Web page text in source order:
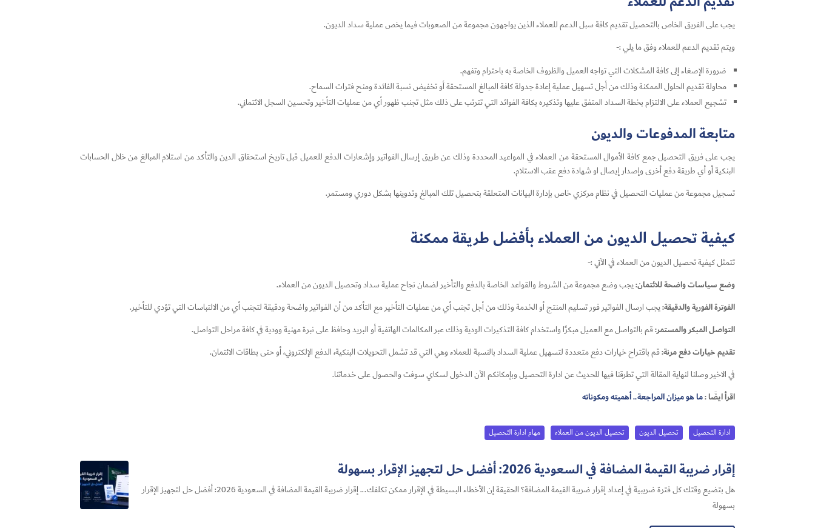
يجب على الفريق الخاص بالتحصيل تقديم كافة سبل الدعم للعملاء الذين يواجهون مجموعة من الصعوبات فيما يخص عملية سداد الديون.
ويتم تقديم الدعم للعملاء وفق ما يلي :-
ضرورة الإصغاء إلى كافة المشكلات التي تواجه العميل والظروف الخاصة به باحترام وتفهم.
محاولة تقديم الحلول الممكنة وذلك من أجل تسهيل عملية إعادة جدولة كافة المبالغ المستحقة أو تخفيض نسبة الفائدة ومنح فترات السماح.
تشجيع العملاء على الالتزام بخطة السداد المتفق عليها وتذكيره بكافة الفوائد التي تترتب على ذلك مثل تجنب ظهور أي من عمليات التأخير وتحسين السجل الائتماني.
متابعة المدفوعات والديون
يجب على فريق التحصيل جمع كافة الأموال المستحقة من العملاء في المواعيد المحددة وذلك عن طريق إرسال الفواتير وإشعارات الدفع للعميل قبل تاريخ استحقاق الدين والتأكد من استلام المبالغ من خلال الحسابات
البنكية أو أي طريقة دفع أخرى وإصدار إيصال او شهادة دفع عقب الاستلام.
تسجيل مجموعة من عمليات التحصيل في نظام مركزي خاص بإدارة البيانات المتعلقة بتحصيل تلك المبالغ وتدوينها بشكل دوري ومستمر.
كيفية تحصيل الديون من العملاء بأفضل طريقة ممكنة
تتمثل كيفية تحصيل الديون من العملاء في الآتي :-
وضع سياسات واضحة للائتمان:يجب وضع مجموعة من الشروط والقواعد الخاصة بالدفع والتأخير لضمان نجاح عملية سداد وتحصيل الديون من العملاء.
الفوترة الفورية والدقيقة:يجب ارسال الفواتير فور تسليم المنتج أو الخدمة وذلك من أجل تجنب أي من عمليات التأخير مع التأكد من أن الفواتير واضحة ودقيقة لتجنب أي من الالتباسات التي تؤدي للتأخير.
التواصل المبكر والمستمر:قم بالتواصل مع العميل مبكرًا واستخدام كافة التذكيرات الودية وذلك عبر المكالمات الهاتفية أو البريد وحافظ على نبرة مهنية وودية في كافة مراحل التواصل.
تقديم خيارات دفع مرنة:قم باقتراح خيارات دفع متعددة لتسهيل عملية السداد بالنسبة للعملاء وهي التي قد تشمل التحويلات البنكية، الدفع الإلكتروني، أو حتى بطاقات الائتمان.
في الاخير وصلنا لنهاية المقالة التي تطرقنا فيها للحديث عن ادارة التحصيل وبإمكانكم الآن الدخول لسكاي سوفت والحصول على خدماتنا.
اقرأ ايضًا :ما هو ميزان المراجعة.. أهميته ومكوناته
ادارة التحصيل تحصيل الديون تحصيل الديون من العملاء مهام ادارة التحصيل
إقرار ضريبة القيمة المضافة في السعودية 2026: أفضل حل لتجهيز الإقرار بسهولة
هل بتضيع وقتك كل فترة ضريبية في إعداد إقرار ضريبة القيمة المضافة؟ الحقيقة إن الأخطاء البسيطة في الإقرار ممكن تكلفك... إقرار ضريبة القيمة المضافة في السعودية 2026: أفضل حل لتجهيز الإقرار
بسهولة